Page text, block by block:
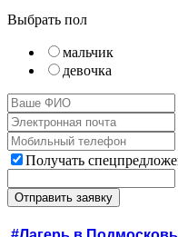
Выбрать пол
мальчик
девочка
Получать